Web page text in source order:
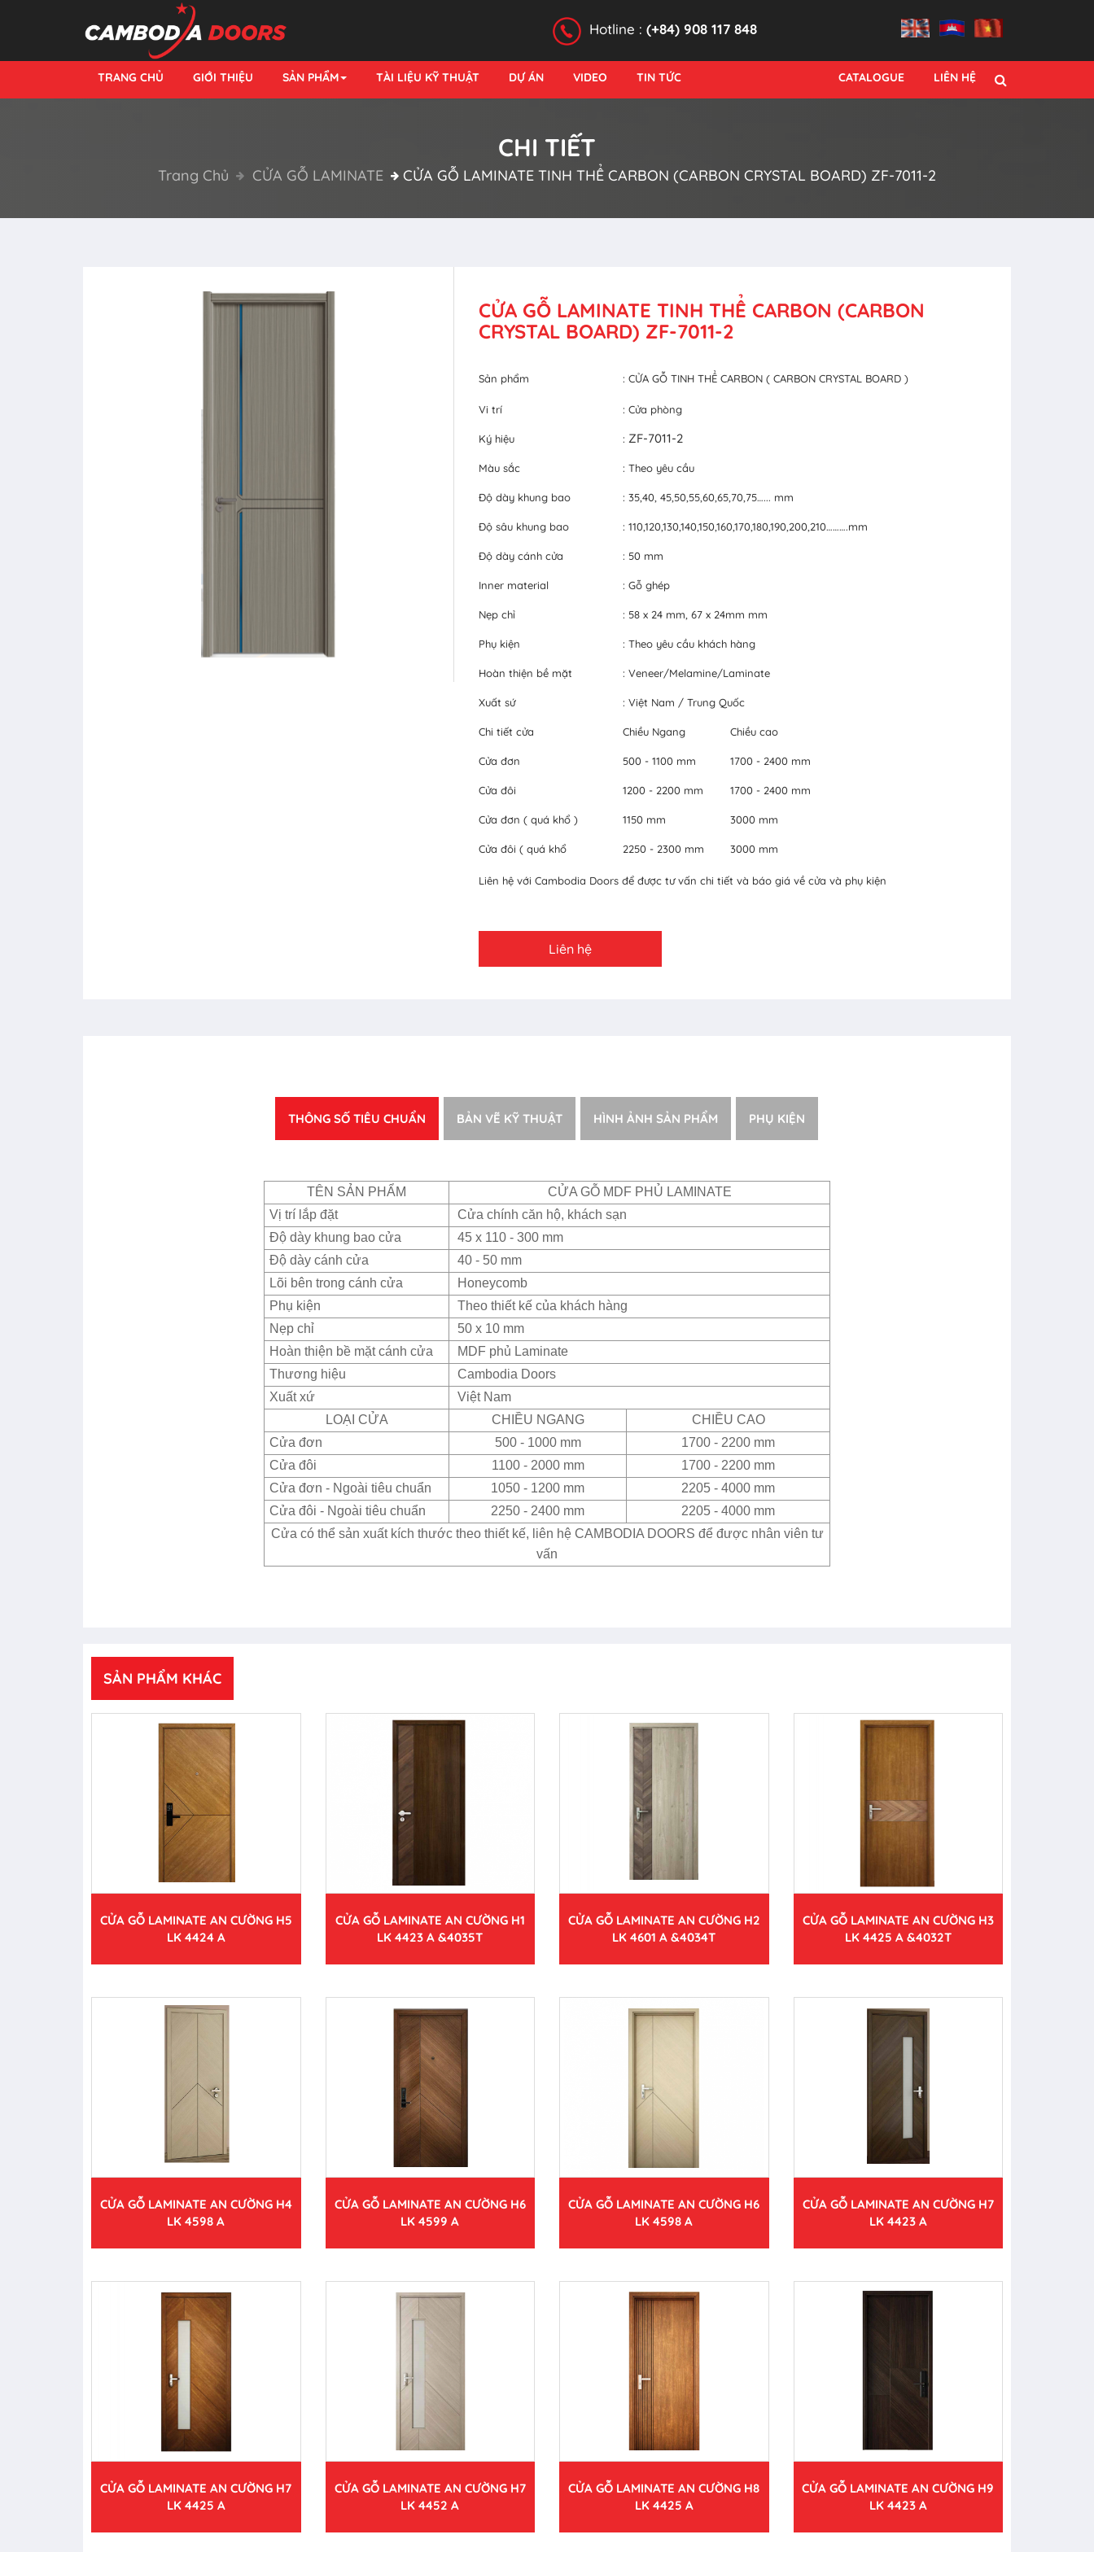
Hotline : (+84) 908 117 848
TRANG CHỦ GIỚI THIỆU SẢN PHẨM TÀI LIỆU KỸ THUẬT DỰ ÁN VIDEO TIN TỨC CATALOGUE LIÊN HỆ
CHI TIẾT
Trang Chủ CỬA GỖ LAMINATE CỬA GỖ LAMINATE TINH THỂ CARBON (CARBON CRYSTAL BOARD) ZF-7011-2
CỬA GỖ LAMINATE TINH THỂ CARBON (CARBON
CRYSTAL BOARD) ZF-7011-2
Sản phẩm : CỬA GỖ TINH THỂ CARBON ( CARBON CRYSTAL BOARD )
Vi trí : Cửa phòng
Ký hiệu : ZF-7011-2
Màu sắc : Theo yêu cầu
Độ dày khung bao : 35,40, 45,50,55,60,65,70,75…... mm
Độ sâu khung bao : 110,120,130,140,150,160,170,180,190,200,210……….mm
Độ dày cánh cửa : 50 mm
Inner material : Gỗ ghép
Nẹp chỉ : 58 x 24 mm, 67 x 24mm mm
Phụ kiện : Theo yêu cầu khách hàng
Hoàn thiện bề mặt : Veneer/Melamine/Laminate
Xuất sứ : Việt Nam / Trung Quốc
Chi tiết cửa Chiều Ngang Chiều cao
Cửa đơn 500 - 1100 mm 1700 - 2400 mm
Cửa đôi 1200 - 2200 mm 1700 - 2400 mm
Cửa đơn ( quá khổ ) 1150 mm 3000 mm
Cửa đôi ( quá khổ 2250 - 2300 mm 3000 mm
Liên hệ với Cambodia Doors để được tư vấn chi tiết và báo giá về cửa và phụ kiện
Liên hệ
THÔNG SỐ TIÊU CHUẨN BẢN VẼ KỸ THUẬT HÌNH ẢNH SẢN PHẨM PHỤ KIỆN
TÊN SẢN PHẨM
CỬA GỖ MDF PHỦ LAMINATE
Vị trí lắp đặt
Cửa chính căn hộ, khách sạn
Độ dày khung bao cửa
45 x 110 - 300 mm
Độ dày cánh cửa
40 - 50 mm
Lõi bên trong cánh cửa
Honeycomb
Phụ kiện
Theo thiết kế của khách hàng
Nẹp chỉ
50 x 10 mm
Hoàn thiện bề mặt cánh cửa
MDF phủ Laminate
Thương hiệu
Cambodia Doors
Xuất xứ
Việt Nam
LOẠI CỬA
CHIỀU NGANG
CHIỀU CAO
Cửa đơn
500 - 1000 mm
1700 - 2200 mm
Cửa đôi
1100 - 2000 mm
1700 - 2200 mm
Cửa đơn - Ngoài tiêu chuẩn
1050 - 1200 mm
2205 - 4000 mm
Cửa đôi - Ngoài tiêu chuẩn
2250 - 2400 mm
2205 - 4000 mm
Cửa có thể sản xuất kích thước theo thiết kế, liên hệ CAMBODIA DOORS để được nhân viên tư
vấn
SẢN PHẨM KHÁC
CỬA GỖ LAMINATE AN CƯỜNG H5
LK 4424 A
CỬA GỖ LAMINATE AN CƯỜNG H1
LK 4423 A &4035T
CỬA GỖ LAMINATE AN CƯỜNG H2
LK 4601 A &4034T
CỬA GỖ LAMINATE AN CƯỜNG H3
LK 4425 A &4032T
CỬA GỖ LAMINATE AN CƯỜNG H4
LK 4598 A
CỬA GỖ LAMINATE AN CƯỜNG H6
LK 4599 A
CỬA GỖ LAMINATE AN CƯỜNG H6
LK 4598 A
CỬA GỖ LAMINATE AN CƯỜNG H7
LK 4423 A
CỬA GỖ LAMINATE AN CƯỜNG H7
LK 4425 A
CỬA GỖ LAMINATE AN CƯỜNG H7
LK 4452 A
CỬA GỖ LAMINATE AN CƯỜNG H8
LK 4425 A
CỬA GỖ LAMINATE AN CƯỜNG H9
LK 4423 A